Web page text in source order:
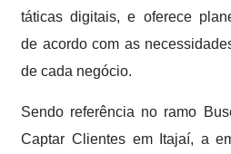
táticas digitais, e oferece
de acordo com as
de cada negócio.
Sendo referência no ramo
Captar Clientes em Itajaí, a